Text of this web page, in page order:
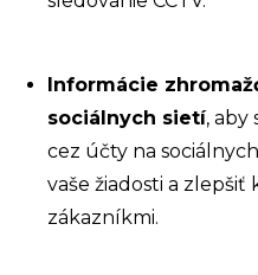
Informácie
sociálnych sietí, aby
cez účty na
vaše žiadosti a zlepšiť
zákazníkmi.